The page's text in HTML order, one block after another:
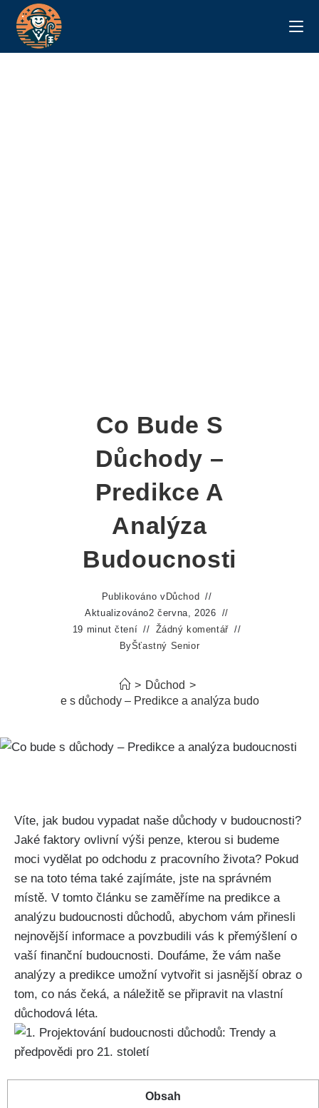
Co Bude S
Důchody –
Predikce A
Analýza
Budoucnosti
Publikováno v Důchod
Aktualizováno2 června, 2026
19 minut čtení
Žádný komentář
ByŠťastný Senior
> Důchod >
Co bude s důchody – Predikce a analýza budoucnosti
Víte, jak budou vypadat naše důchody v budoucnosti?
Jaké faktory ovlivní výši penze, kterou si budeme
moci vydělat po odchodu z pracovního života? Pokud
se na toto téma také zajímáte, jste na správném
místě. V tomto článku se zaměříme na predikce a
analýzu budoucnosti důchodů, abychom vám přinesli
nejnovější informace a povzbudili vás k přemýšlení o
vaší finanční budoucnosti. Doufáme, že vám naše
analýzy a predikce umožní vytvořit si jasnější obraz o
tom, co nás čeká, a náležitě se připravit na vlastní
důchodová léta.
Obsah